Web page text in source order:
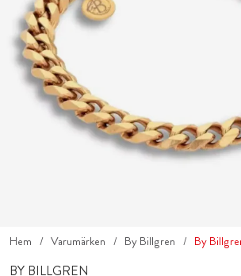
Hem Varumärken By Billgren By
BY BILLGREN